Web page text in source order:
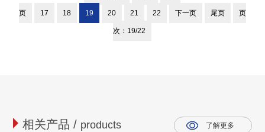
页 17 18 19 20 21 22 下一页 尾页 页
次：19/22
相关产品 / products 了解更多